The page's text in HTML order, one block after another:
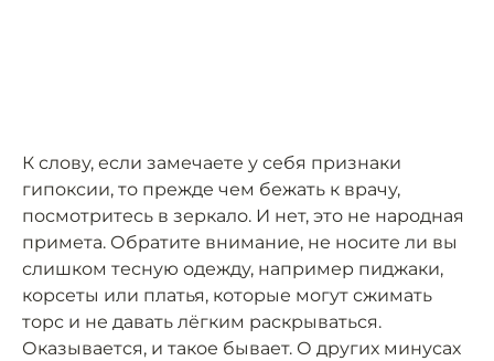
К слову, если замечаете у себя признаки
гипоксии, то прежде чем бежать к врачу,
посмотритесь в зеркало. И нет, это не народная
примета. Обратите внимание, не носите ли вы
слишком тесную одежду, например пиджаки,
корсеты или платья, которые могут сжимать
торс и не давать лёгким раскрываться.
Оказывается, и такое бывает. О других минусах